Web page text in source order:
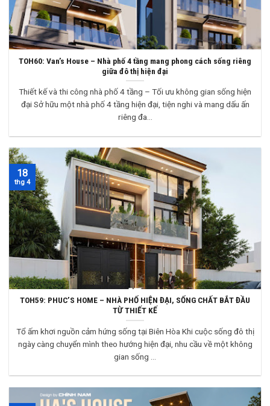
TOH60: Van’s House – Nhà phố 4 tầng mang phong cách sống riêng
giữa đô thị hiện đại
Thiết kế và thi công nhà phố 4 tầng – Tối ưu không gian sống hiện
đại Sở hữu một nhà phố 4 tầng hiện đại, tiện nghi và mang dấu ấn
riêng đa...
TOH59: PHUC’S HOME – NHÀ PHỐ HIỆN ĐẠI, SỐNG CHẤT BẮT ĐẦU
TỪ THIẾT KẾ
Tổ ấm khơi nguồn cảm hứng sống tại Biên Hòa Khi cuộc sống đô thị
ngày càng chuyển mình theo hướng hiện đại, nhu cầu về một không
gian sống ...
18
thg 4